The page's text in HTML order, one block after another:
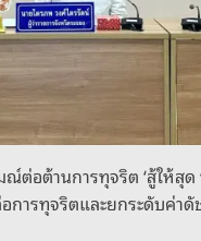
ณ์ต่อต้านการทุจริต ‘สู้ให้สุ
ารทุจริตและยกระดับค่าดั